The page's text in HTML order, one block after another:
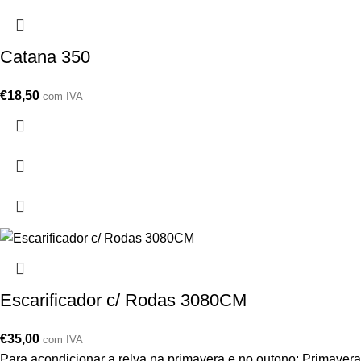
Catana 350
€18,50 com IVA
Escarificador c/ Rodas 3080CM
€35,00 com IVA